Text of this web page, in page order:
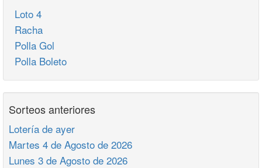
Loto 4
Racha
Polla Gol
Polla Boleto
Sorteos anteriores
Lotería de ayer
Martes 4 de Agosto de 2026
Lunes 3 de Agosto de 2026